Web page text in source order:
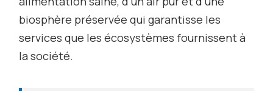
biosphère préservée qui garantisse les
services que les écosystèmes fournissent à
la société.